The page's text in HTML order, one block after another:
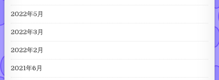
2022年5月
2022年3月
2022年2月
2021年6月